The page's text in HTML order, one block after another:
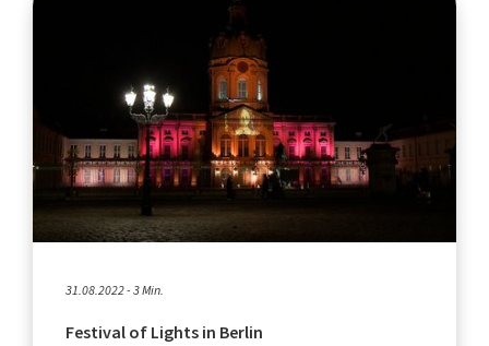
31.08.2022 - 3 Min.
Festival of Lights in Berlin